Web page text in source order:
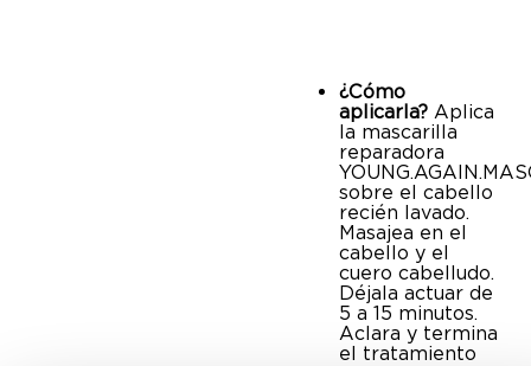
¿Cómo
aplicarla? Aplica
la mascarilla
reparadora
sobre el cabello
recién lavado.
Masajea en el
cabello y el
cuero cabelludo.
Déjala actuar de
5 a 15 minutos.
Aclara y termina
el tratamiento